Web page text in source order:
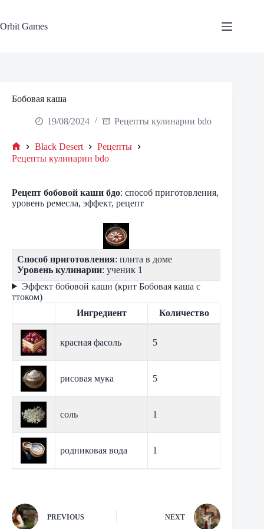
content
Orbit Games
Бобовая каша
19/08/2024 Рецепты кулинарии bdo
Home
Black Desert
Рецепты
Рецепты кулинарии bdo
Рецепт бобовой каши бдо: способ приготовления,
уровень ремесла, эффект, рецепт
Способ приготовления: плита в доме
Уровень кулинарии: ученик 1
Эффект бобовой каши (крит Бобовая каша с
ттоком)
Ингредиент
Количество
красная фасоль 5
рисовая мука 5
соль 1
родниковая вода 1
PREVIOUS NEXT